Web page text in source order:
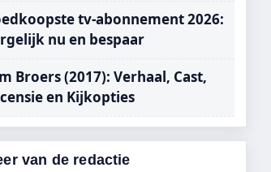
tv-abonnement 2026:
nu en bespaar
Broers (2017): Verhaal, Cast,
en Kijkopties
van de redactie